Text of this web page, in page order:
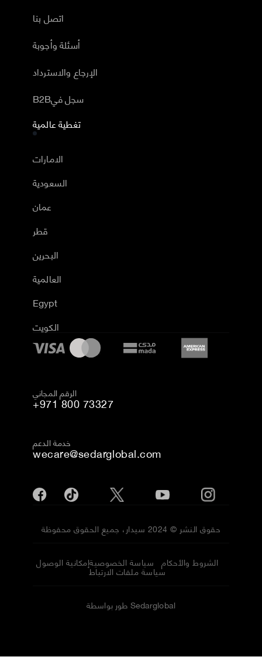
اتصل بنا
أسئلة وأجوبة
الإرجاع والاسترداد
B2Bسجل في
تغطية عالمية
الامارات
السعودية
عمان
قطر
البحرين
العالمية
Egypt
الكويت
الرقم المجاني
+971 800 73327
خدمة الدعم
wecare@sedarglobal.com
حقوق النشر © 2024 سيدار، جميع الحقوق محفوظة
إمكانية الوصولسياسة الخصوصية الشروط والأحكام
سياسة ملفات الارتباط
طور بواسطة Sedarglobal